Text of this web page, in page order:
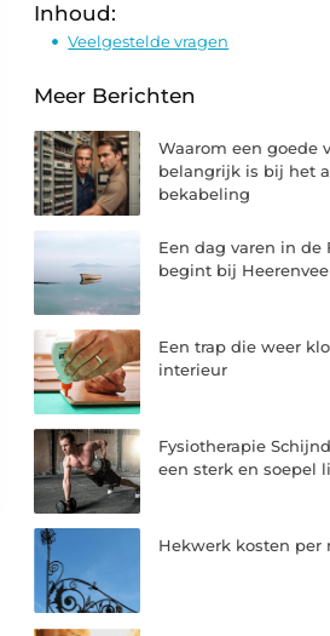
Inhoud:
Veelgestelde vragen
Meer Berichten
Waarom een goede
belangrijk is bij het
bekabeling
Een dag varen in de
begint bij
Een trap die weer
interieur
Fysiotherapie
een sterk en soepel
Hekwerk kosten per